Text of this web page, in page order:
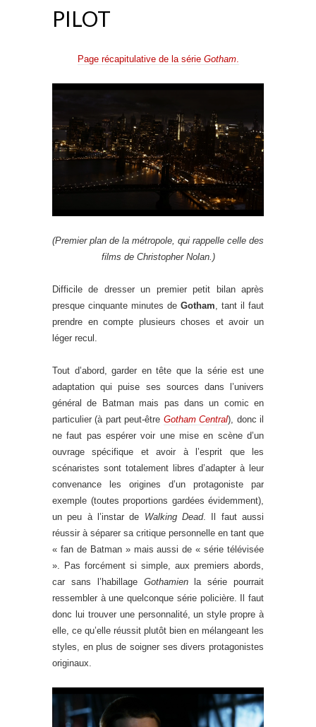
PILOT
Page récapitulative de la série Gotham.
(Premier plan de la métropole, qui rappelle celle des
films de Christopher Nolan.)
Difficile de dresser un premier petit bilan après
presque cinquante minutes de Gotham , tant il faut
prendre en compte plusieurs choses et avoir un
léger recul.
Tout d’abord, garder en tête que la série est une
adaptation qui puise ses sources dans l’univers
général de Batman mais pas dans un comic en
particulier (à part peut-être Gotham Central), donc il
ne faut pas espérer voir une mise en scène d’un
ouvrage spécifique et avoir à l’esprit que les
scénaristes sont totalement libres d’adapter à leur
convenance les origines d’un protagoniste par
exemple (toutes proportions gardées évidemment),
un peu à l’instar de Walking Dead. Il faut aussi
réussir à séparer sa critique personnelle en tant que
« fan de Batman » mais aussi de « série télévisée
». Pas forcément si simple, aux premiers abords,
car sans l’habillage Gothamienla série pourrait
ressembler à une quelconque série policière. Il faut
donc lui trouver une personnalité, un style propre à
elle, ce qu’elle réussit plutôt bien en mélangeant les
styles, en plus de soigner ses divers protagonistes
originaux.